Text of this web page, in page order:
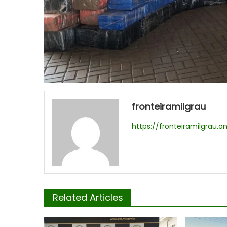
fronteiramilgrau
https://
Related Articles